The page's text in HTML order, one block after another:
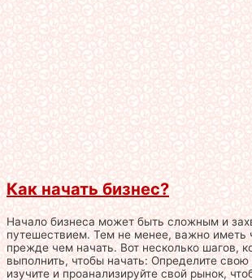
Как начать бизнес?
Начало бизнеса может быть сложным и
путешествием. Тем не менее, важно иметь
прежде чем начать. Вот несколько шагов,
выполнить, чтобы начать: Определите
изучите и проанализируйте свой рынок,